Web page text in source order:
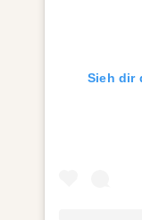
Sieh dir